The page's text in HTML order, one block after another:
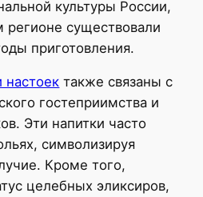
культуры России,
регионе существовали
приготовления.
настоек также связаны с
гостеприимства и
Эти напитки часто
символизируя
Кроме того,
целебных эликсиров,